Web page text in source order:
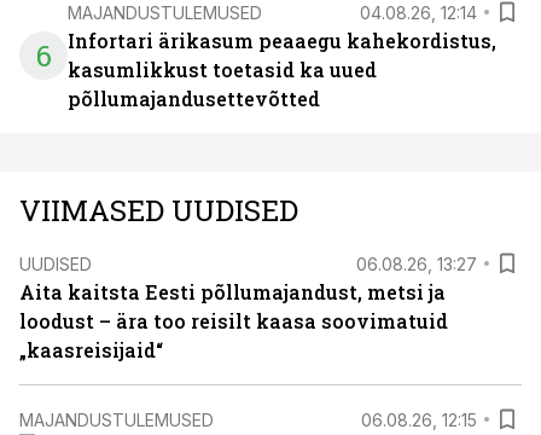
6
MAJANDUSTULEMUSED 04.08.26, 12:14
Infortari ärikasum peaaegu kahekordistus,
kasumlikkust toetasid ka uued
põllumajandusettevõtted
VIIMASED UUDISED
UUDISED 06.08.26, 13:27
Aita kaitsta Eesti põllumajandust, metsi ja
loodust – ära too reisilt kaasa soovimatuid
„kaasreisijaid“
MAJANDUSTULEMUSED 06.08.26, 12:15